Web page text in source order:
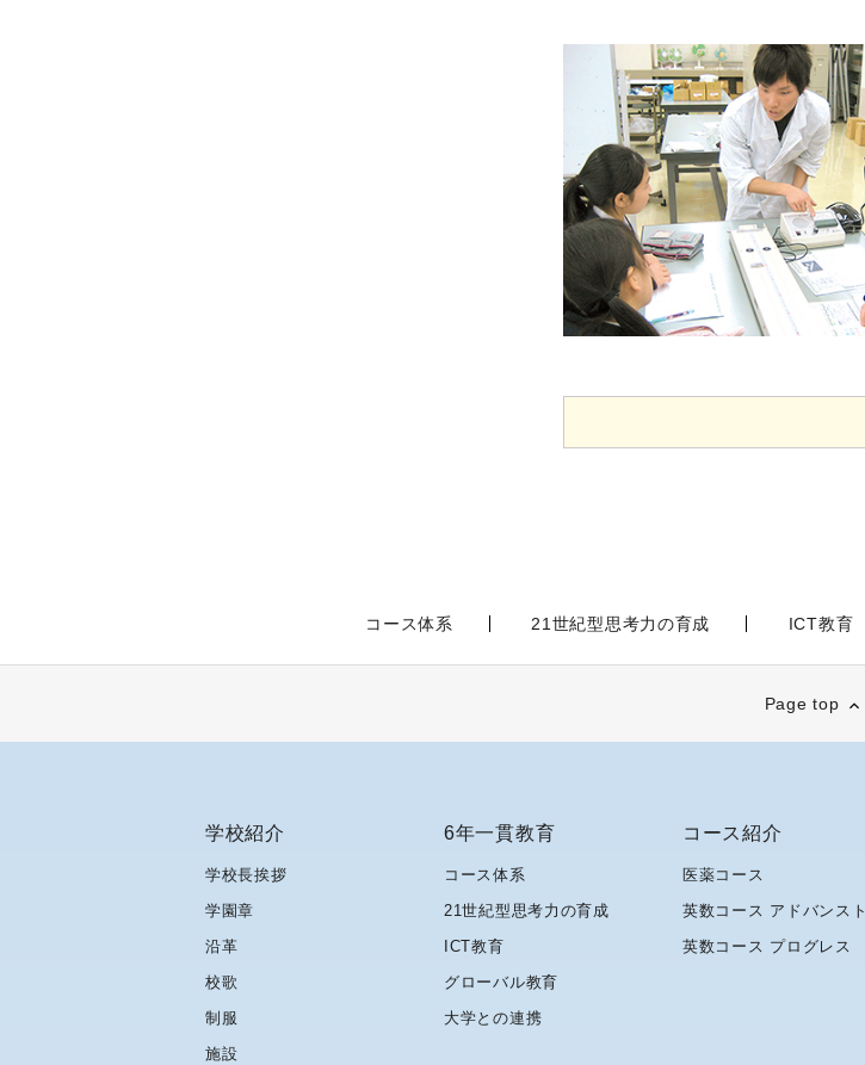
コース体系 21世紀型思考力の育成 ICT教育
Page top
学校紹介
学校長挨拶
学園章
沿革
校歌
制服
施設
6年一貫教育
コース体系
21世紀型思考力の育成
ICT教育
グローバル教育
大学との連携
コース紹介
医薬コース
英数コース アドバンスト
英数コース プログレス